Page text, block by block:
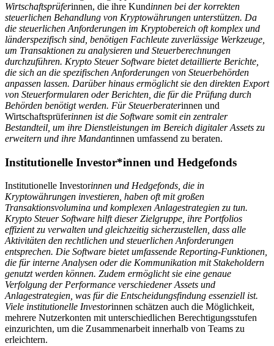
Wirtschaftsprüferinnen, die ihre Kundinnen bei der korrekten
steuerlichen Behandlung von Kryptowährungen unterstützen. Da
die steuerlichen Anforderungen im Kryptobereich oft komplex und
länderspezifisch sind, benötigen Fachleute zuverlässige Werkzeuge,
um Transaktionen zu analysieren und Steuerberechnungen
durchzuführen. Krypto Steuer Software bietet detaillierte Berichte,
die sich an die spezifischen Anforderungen von Steuerbehörden
anpassen lassen. Darüber hinaus ermöglicht sie den direkten Export
von Steuerformularen oder Berichten, die für die Prüfung durch
Behörden benötigt werden. Für Steuerberaterinnen und
Wirtschaftsprüferinnen ist die Software somit ein zentraler
Bestandteil, um ihre Dienstleistungen im Bereich digitaler Assets zu
erweitern und ihre Mandantinnen umfassend zu beraten.
Institutionelle Investor*innen und Hedgefonds
Institutionelle Investorinnen und Hedgefonds, die in
Kryptowährungen investieren, haben oft mit großen
Transaktionsvolumina und komplexen Anlagestrategien zu tun.
Krypto Steuer Software hilft dieser Zielgruppe, ihre Portfolios
effizient zu verwalten und gleichzeitig sicherzustellen, dass alle
Aktivitäten den rechtlichen und steuerlichen Anforderungen
entsprechen. Die Software bietet umfassende Reporting-Funktionen,
die für interne Analysen oder die Kommunikation mit Stakeholdern
genutzt werden können. Zudem ermöglicht sie eine genaue
Verfolgung der Performance verschiedener Assets und
Anlagestrategien, was für die Entscheidungsfindung essenziell ist.
Viele institutionelle Investorinnen schätzen auch die Möglichkeit,
mehrere Nutzerkonten mit unterschiedlichen Berechtigungsstufen
einzurichten, um die Zusammenarbeit innerhalb von Teams zu
erleichtern.